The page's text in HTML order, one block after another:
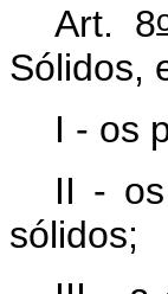
Art. 8
Sólidos,
I - os
II -
sólidos;